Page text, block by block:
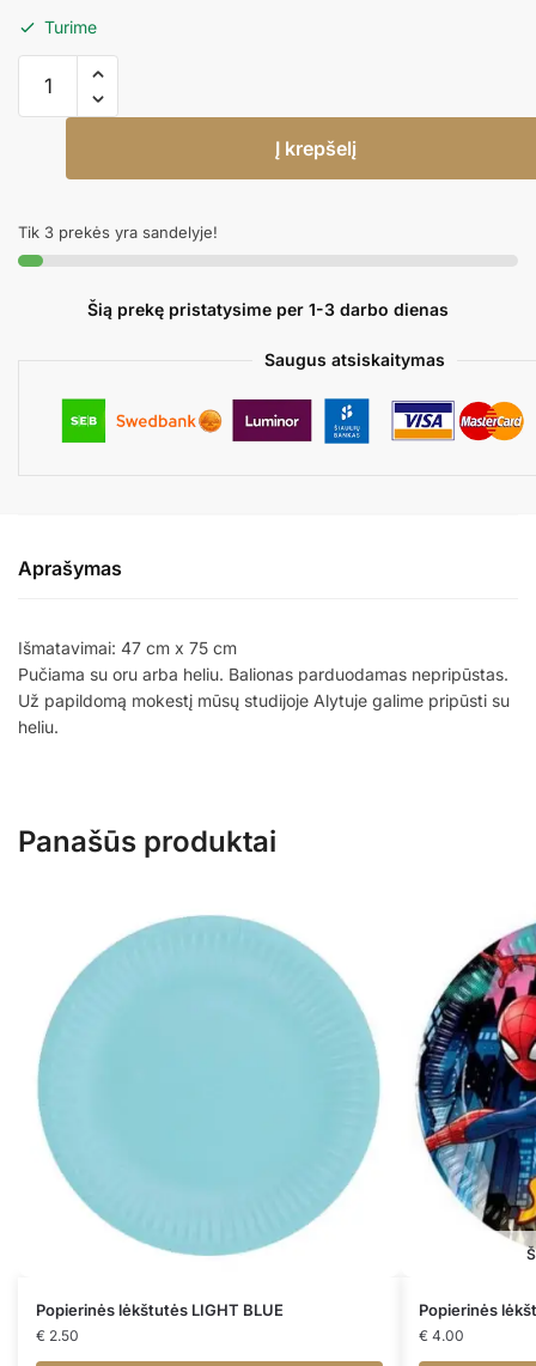
Turime
kiekis:
Folinis
STITCH
Į krepšelį
Tik 3 prekės yra sandelyje!
Šią prekę pristatysime per 1-3 darbo dienas
Saugus atsiskaitymas
Aprašymas
Išmatavimai: 47 cm x 75 cm
Pučiama su oru arba heliu. Balionas parduodamas nepripūstas.
Už papildomą mokestį mūsų studijoje Alytuje galime pripūsti su
heliu.
Panašūs produktai
Popierinės lėkštutės LIGHT BLUE
€ 2.50
Popierinės
€ 4.00